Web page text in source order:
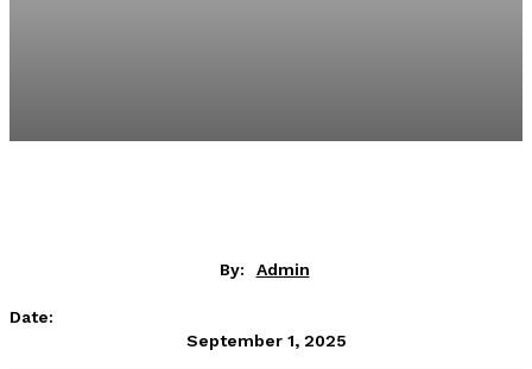
By: Admin
Date:
September 1, 2025